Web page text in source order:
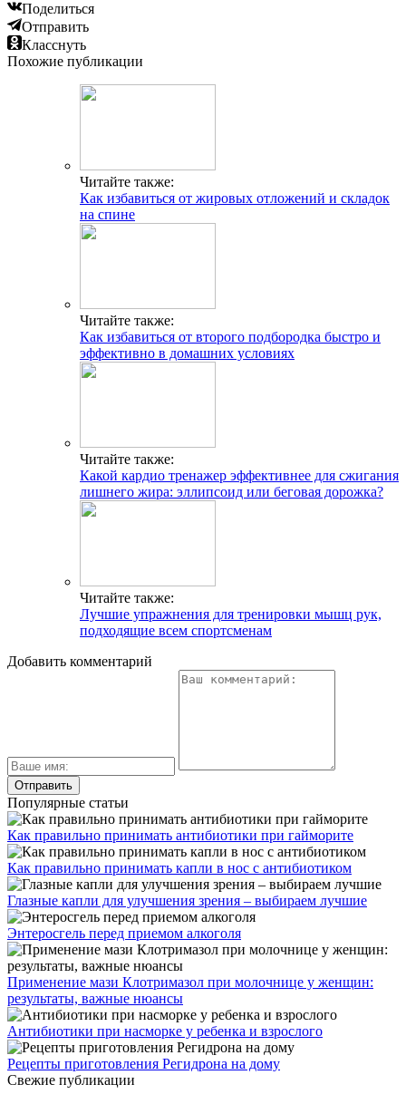
Поделиться
Отправить
Класснуть
Похожие публикации
Читайте также:
Как избавиться от жировых отложений и складок
на спине
Читайте также:
Как избавиться от второго подбородка быстро и
эффективно в домашних условиях
Читайте также:
Какой кардио тренажер эффективнее для сжигания
лишнего жира: эллипсоид или беговая дорожка?
Читайте также:
Лучшие упражнения для тренировки мышц рук,
подходящие всем спортсменам
Добавить комментарий
Популярные статьи
Как правильно принимать антибиотики при гайморите
Как правильно принимать капли в нос с антибиотиком
Глазные капли для улучшения зрения – выбираем лучшие
Энтеросгель перед приемом алкоголя
Применение мази Клотримазол при молочнице у женщин:
результаты, важные нюансы
Антибиотики при насморке у ребенка и взрослого
Рецепты приготовления Регидрона на дому
Свежие публикации